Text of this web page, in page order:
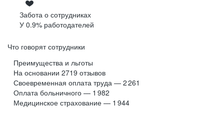
Забота о сотрудниках
У 0.9% работодателей
Что говорят сотрудники
Преимущества и льготы
На основании 2719 отзывов
Своевременная оплата труда — 2 261
Оплата больничного — 1 982
Медицинское страхование — 1 944